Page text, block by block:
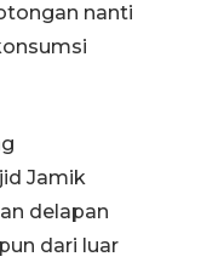
nanti
Jamik
delapan
dari luar